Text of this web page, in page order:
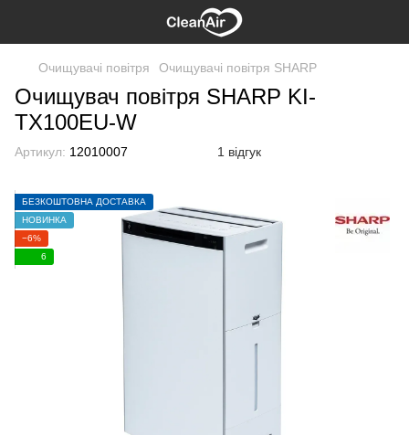
Очищувачі повітря Очищувачі повітря SHARP
Очищувач повітря SHARP KI-
TX100EU-W
Артикул: 12010007 1 відгук
БЕЗКОШТОВНА ДОСТАВКА
НОВИНКА
−6%
6